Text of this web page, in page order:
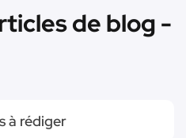
de blog -
à rédiger